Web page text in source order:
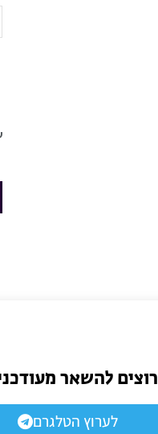
רוצים להשאר
לערוץ הטלגרם